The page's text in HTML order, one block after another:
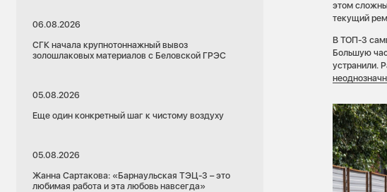
06.08.2026
СГК начала крупнотоннажный вывоз
золошлаковых материалов с Беловской ГРЭС
05.08.2026
Еще один конкретный шаг к чистому воздуху
05.08.2026
Жанна Сартакова: «Барнаульская ТЭЦ-3 – это
любимая работа и эта любовь навсегда»
этом
текущий
В ТОП-3
Большую
устранили.